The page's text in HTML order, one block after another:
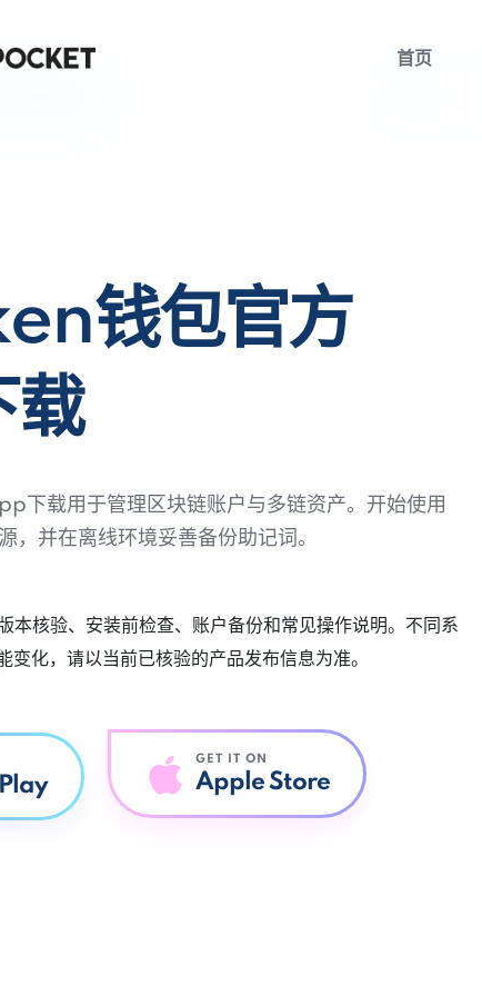
首页
钱包官方
下载用于管理区块链账户与多链资产。开始使用
，并在离线环境妥善备份助记词。
核验、安装前检查、账户备份和常见操作说明。不同系
变化，请以当前已核验的产品发布信息为准。
GET IT ON
Apple Store